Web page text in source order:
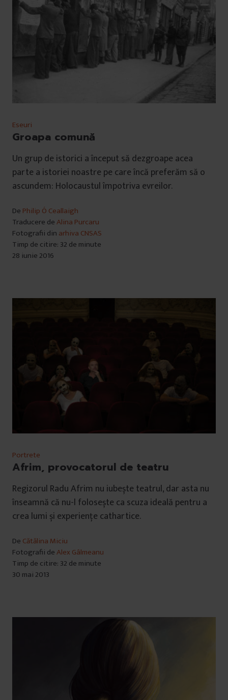
Eseuri
Groapa comună
Un grup de istorici a început să dezgroape acea
parte a istoriei noastre pe care încă preferăm să o
ascundem: Holocaustul împotriva evreilor.
De Philip Ó Ceallaigh
Traducere deAlina Purcaru
Fotografii din arhiva CNSAS
Timp de citire: 32 de minute
28 iunie 2016
Portrete
Afrim, provocatorul de teatru
Regizorul Radu Afrim nu iubește teatrul, dar asta nu
înseamnă că nu-l folosește ca scuza ideală pentru a
crea lumi și experiențe cathartice.
De Cătălina Miciu
Fotografii deAlex Gâlmeanu
Timp de citire: 32 de minute
30 mai 2013